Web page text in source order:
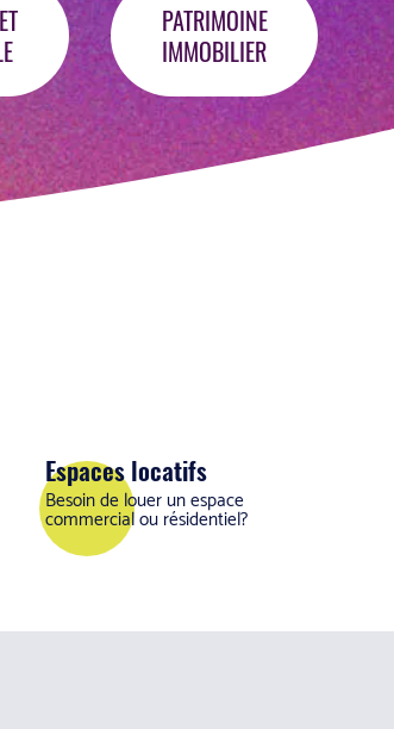
PATRIMOINE
IMMOBILIER
Espaces locatifs
Besoin de louer un espace
commercial ou résidentiel?